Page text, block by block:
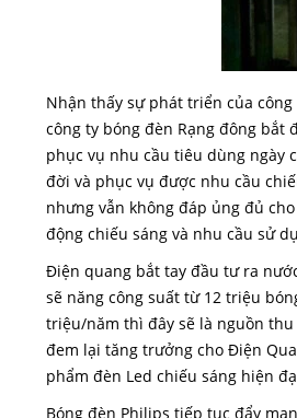
Nhận thấy sự phát triển của
công ty bóng đèn Rạng đông bắt
phục vụ nhu cầu tiêu dùng ngày
đời và phục vụ được nhu cầu
nhưng vẫn không đáp ủng đủ
động chiếu sáng và nhu cầu sử
Điện quang bắt tay đầu tư ra
sẽ năng công suất từ 12 triệu
triệu/năm thì đây sẽ là nguồn
đem lại tăng trưởng cho Điện
phẩm đèn Led chiếu sáng hiện
Bóng đèn Philips tiếp tục đẩy